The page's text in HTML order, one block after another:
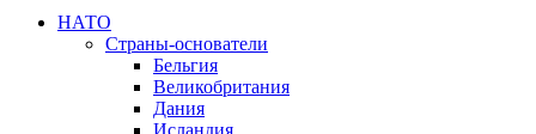
НАТО
Страны-основатели
Бельгия
Великобритания
Дания